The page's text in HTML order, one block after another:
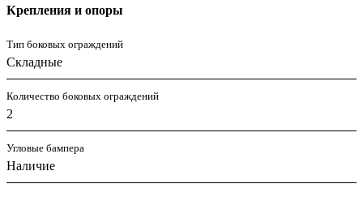
Крепления и опоры
Тип боковых ограждений
Складные
Количество боковых ограждений
2
Угловые бампера
Наличие